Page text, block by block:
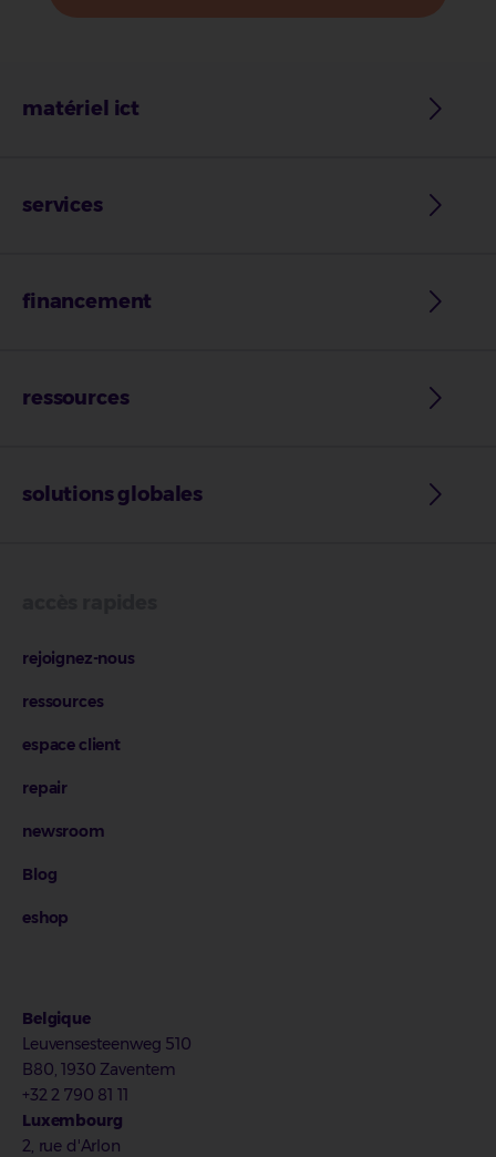
matériel ict
services
financement
ressources
solutions globales
rejoignez-nous
ressources
espace client
repair
newsroom
Blog
eshop
Belgique
Leuvensesteenweg 510
B80, 1930 Zaventem
+32 2 790 81 11
Luxembourg
2, rue d'Arlon